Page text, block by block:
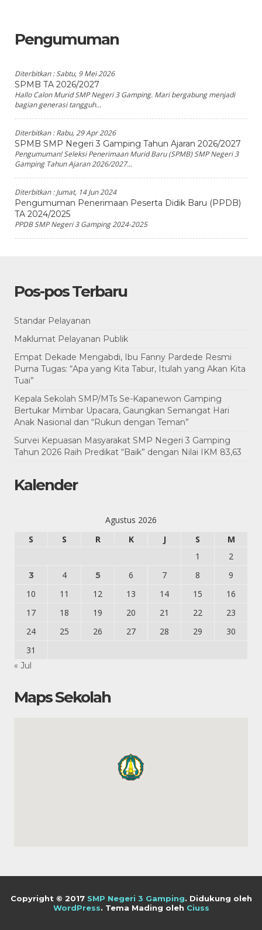
Pengumuman
Diterbitkan :Sabtu, 9 Mei 2026
SPMB TA 2026/2027
Hallo Calon Murid SMP Negeri 3 Gamping. Mari bergabung menjadi
bagian generasi tangguh...
Diterbitkan :Rabu, 29 Apr 2026
SPMB SMP Negeri 3 Gamping Tahun Ajaran 2026/2027
Pengumuman! Seleksi Penerimaan Murid Baru (SPMB) SMP Negeri 3
Gamping Tahun Ajaran 2026/2027...
Diterbitkan :Jumat, 14 Jun 2024
Pengumuman Penerimaan Peserta Didik Baru (PPDB)
TA 2024/2025
PPDB SMP Negeri 3 Gamping 2024-2025
Pos-pos Terbaru
Standar Pelayanan
Maklumat Pelayanan Publik
Empat Dekade Mengabdi, Ibu Fanny Pardede Resmi
Purna Tugas: “Apa yang Kita Tabur, Itulah yang Akan Kita
Tuai”
Kepala Sekolah SMP/MTs Se-Kapanewon Gamping
Bertukar Mimbar Upacara, Gaungkan Semangat Hari
Anak Nasional dan “Rukun dengan Teman”
Survei Kepuasan Masyarakat SMP Negeri 3 Gamping
Tahun 2026 Raih Predikat “Baik” dengan Nilai IKM 83,63
Kalender
Agustus 2026
S
S R K J S
M
1
2
3 4 5 6 7 8
9
10
11 12 13 14 15
16
17
18 19 20 21 22
23
24
25 26 27 28 29
30
31
« Jul
Maps Sekolah
Copyright © 2017 SMP Negeri 3 Gamping. Didukung oleh
WordPress. Tema Mading oleh Ciuss